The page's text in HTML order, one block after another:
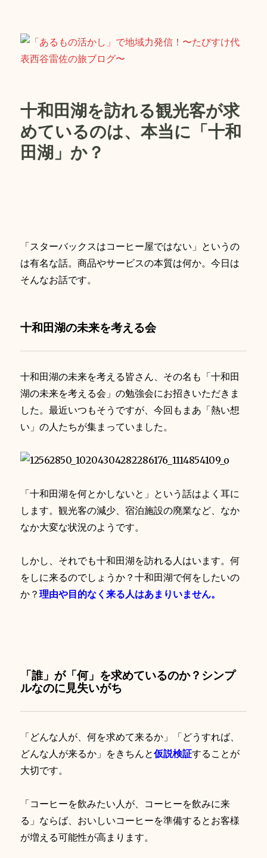
「あるもの活かし」で地域力発信！〜
たびすけ代表西谷雷佐の旅ブログ〜
十和田湖を訪れる観光客が求
めているのは、本当に「十和
田湖」か？
「スターバックスはコーヒー屋ではない」というの
は有名な話。商品やサービスの本質は何か。今日は
そんなお話です。
十和田湖の未来を考える会
十和田湖の未来を考える皆さん、その名も「十和田
湖の未来を考える会」の勉強会にお招きいただきま
した。最近いつもそうですが、今回もまあ「熱い想
い」の人たちが集まっていました。
「十和田湖を何とかしないと」という話はよく耳に
します。観光客の減少、宿泊施設の廃業など、なか
なか大変な状況のようです。
しかし、それでも十和田湖を訪れる人はいます。何
をしに来るのでしょうか？十和田湖で何をしたいの
か？理由や目的なく来る人はあまりいません。
「誰」が「何」を求めているのか？シンプ
ルなのに見失いがち
「どんな人が、何を求めて来るか」「どうすれば、
どんな人が来るか」をきちんと仮説検証することが
大切です。
「コーヒーを飲みたい人が、コーヒーを飲みに来
る」ならば、おいしいコーヒーを準備するとお客様
が増える可能性が高まります。